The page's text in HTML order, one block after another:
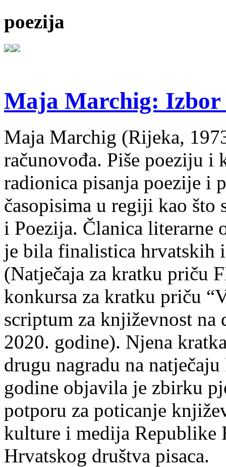
poezija
Maja Marchig: Izbor
Maja Marchig (Rijeka,
računovođa. Piše poeziju i
radionica pisanja poezije i
časopisima u regiji kao što
i Poezija. Članica literarne
je bila finalistica hrvatskih
(Natječaja za kratku priču
konkursa za kratku priču
scriptum za književnost na
2020. godine). Njena
drugu nagradu na
godine objavila je zbirku
potporu za poticanje
kulture i medija Republike
Hrvatskog društva pisaca.